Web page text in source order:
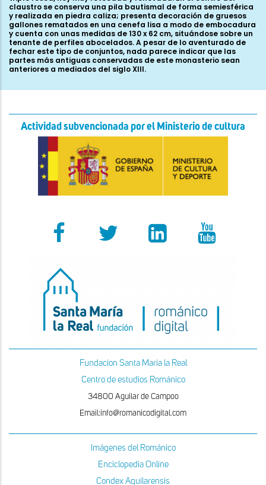
claustro se conserva una pila bautismal de forma semiesférica
y realizada en piedra caliza; presenta decoración de gruesos
gallones rematados en una cenefa lisa a modo de embocadura
y cuenta con unas medidas de 130 x 62 cm, situándose sobre un
tenante de perfiles abocelados. A pesar de lo aventurado de
fechar este tipo de conjuntos, nada parece indicar que las
partes más antiguas conservadas de este monasterio sean
anteriores a mediados del siglo XIII.
Actividad subvencionada por el Ministerio de cultura
Fundacion Santa Maria la Real
Centro de estudios Románico
34800 Aguilar de Campoo
Email:info@romanicodigital.com
Imágenes del Románico
Enciclopedia Online
Condex Aquilarensis